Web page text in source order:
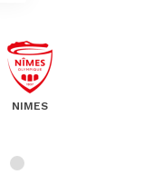
NIMES